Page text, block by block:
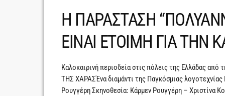
H ΠΑΡΑΣΤΑΣΗ
ΕΙΝΑΙ ΕΤΟΙΜΗ ΓΙΑ ΤΗΝ
Καλοκαιρινή περιοδεία στις πόλεις της Ελλάδας
ΤΗΣ ΧΑΡΑΣΈνα διαμάντι της Παγκόσμιας
Ρουγγέρη Σκηνοθεσία: Κάρμεν Ρουγγέρη – Χριστίνα